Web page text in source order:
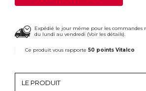
Expédié le jour même pour les commandes
du lundi au vendredi (Voir les détails).
Ce produit vous rapporte 50 points Vitalco